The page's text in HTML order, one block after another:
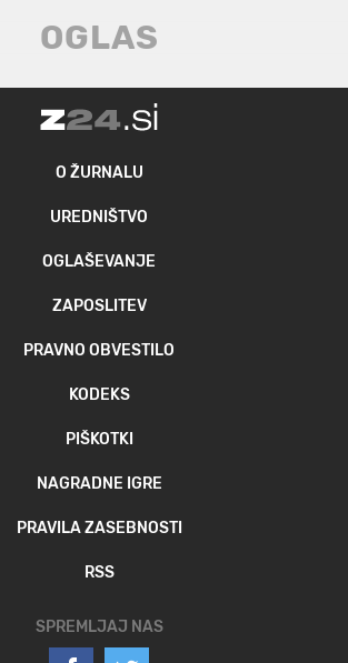
O ŽURNALU
UREDNIŠTVO
OGLAŠEVANJE
ZAPOSLITEV
PRAVNO OBVESTILO
KODEKS
PIŠKOTKI
NAGRADNE IGRE
PRAVILA ZASEBNOSTI
RSS
SPREMLJAJ NAS